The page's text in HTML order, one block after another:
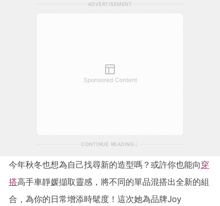
透過旅行找尋理想生活的樣貌 捕捉下每個美好瞬間
luna.huang@poplady-mag.com
ADVERTISEMENT
Sponsored Content
CONTINUE READING
今年秋冬也想為自己找尋新的造型嗎？或許你也能向穿
搭高手車靜媛擷取靈感，將不同的單品混搭出全新的組
合，為你的日常增添時髦度！這次她為品牌Joy